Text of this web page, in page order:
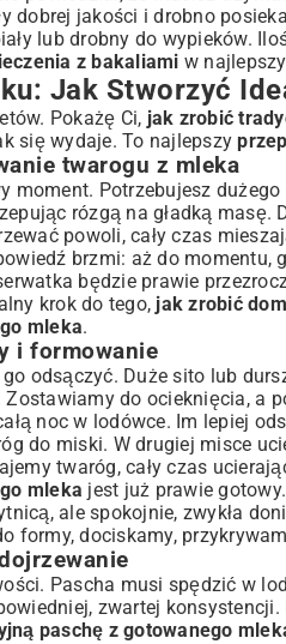
dobrej jakości i drobno
lub drobny do wypieków.
z bakaliami w
Jak Stworzyć
Pokażę Ci, jak zrobić
się wydaje. To najlepszy
twarogu z mleka
moment. Potrzebujesz
rózgą na gładką
powoli, cały czas
brzmi: aż do momentu,
będzie prawie
krok do tego, jak zrobić
mleka.
i formowanie
odsączyć. Duże sito lub
do ocieknięcia, a
noc w lodówce. Im lepiej
do miski. W drugiej misce
twaróg, cały czas
mleka jest już prawie
ale spokojnie, zwykła
formy, dociskamy,
Pascha musi spędzić w
zwartej
paschę z gotowanego